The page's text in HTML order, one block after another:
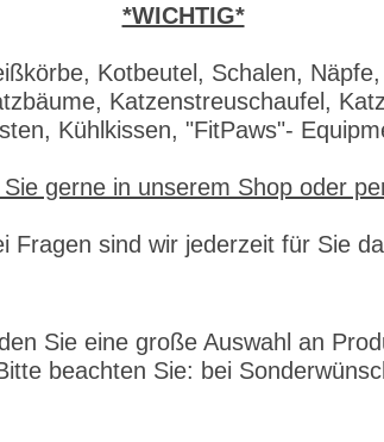
*WICHTIG*
Kotbeutel, Schalen,
Katzenstreuschaufel,
Kühlkissen, "FitPaws"-
gerne in unserem Shop oder
Fragen sind wir jederzeit für Sie
Sie eine große Auswahl an
beachten Sie: bei